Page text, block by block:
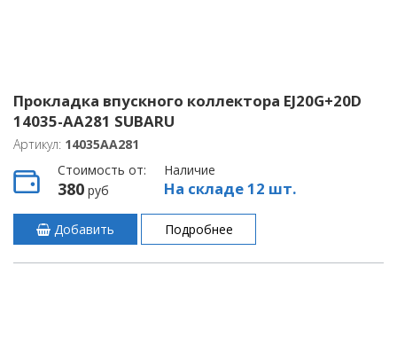
Прокладка впускного коллектора EJ20G+20D
14035-AA281 SUBARU
Артикул: 14035AA281
Стоимость от:
380 руб
Наличие
На складе 12 шт.
Добавить Подробнее